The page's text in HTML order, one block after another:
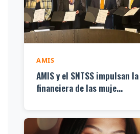
AMIS
AMIS y el SNTSS impulsan
financiera de las muje...